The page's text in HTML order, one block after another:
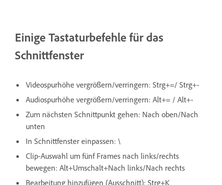
Einige Tastaturbefehle für das
Schnittfenster
Videospurhöhe vergrößern/verringern: Strg+=/ Strg+-
Audiospurhöhe vergrößern/verringern: Alt+= / Alt+-
Zum nächsten Schnittpunkt gehen: Nach oben/Nach
unten
In Schnittfenster einpassen: \
Clip-Auswahl um fünf Frames nach links/rechts
bewegen: Alt+Umschalt+Nach links/Nach rechts
Bearbeitung hinzufügen (Ausschnitt): Strg+K